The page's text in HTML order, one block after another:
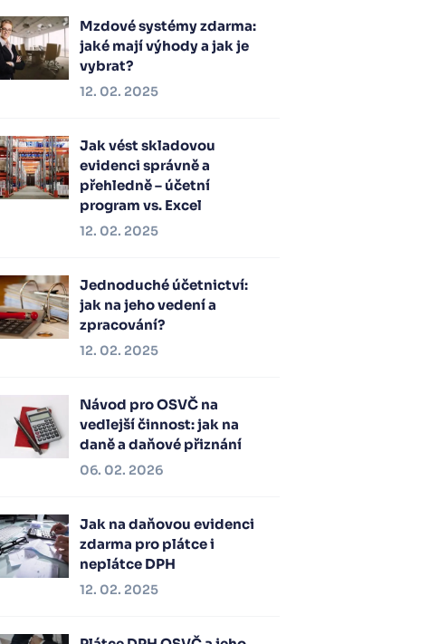
Mzdové systémy zdarma:
jaké mají výhody a jak je
vybrat?
12. 02. 2025
Jak vést skladovou
evidenci správně a
přehledně – účetní
program vs. Excel
12. 02. 2025
Jednoduché účetnictví:
jak na jeho vedení a
zpracování?
12. 02. 2025
Návod pro OSVČ na
vedlejší činnost: jak na
daně a daňové přiznání
06. 02. 2026
Jak na daňovou evidenci
zdarma pro plátce i
neplátce DPH
12. 02. 2025